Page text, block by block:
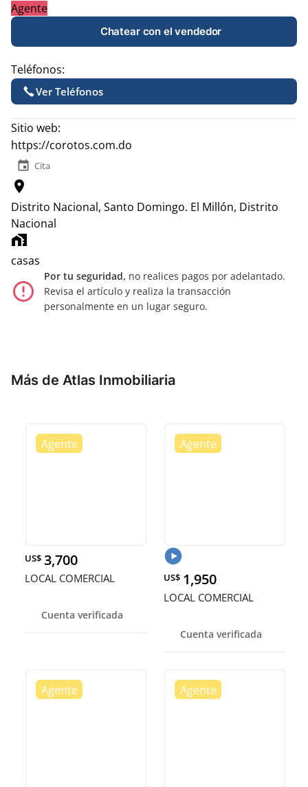
Agente
Chatear con el vendedor
Teléfonos:
Ver Teléfonos
Sitio web:
https://corotos.com.do
event Cita
location_on
Distrito Nacional, Santo Domingo. El Millón, Distrito
Nacional
home_work
casas
error_outline
Por tu seguridad, no realices pagos por adelantado.
Revisa el artículo y realiza la transacción
personalmente en un lugar seguro.
Más de Atlas Inmobiliaria
US$ 3,700
LOCAL COMERCIAL
Cuenta verificada
US$ 1,950
LOCAL COMERCIAL
Cuenta verificada